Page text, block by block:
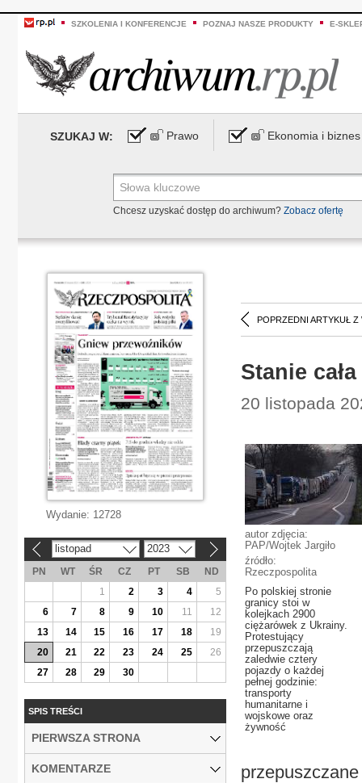
SZKOLENIA I KONFERENCJE POZNAJ NASZE PRODUKTY E-
SZUKAJ W: Prawo Ekonomia i biznes
Chcesz uzyskać dostęp do archiwum? Zobacz ofertę
POPRZEDNI ARTYKUŁ Z
Stanie
20 listopada
autor zdjęcia:
PAP/Wojtek Jargiło
źródło:
Rzeczpospolita
Po polskiej stronie
granicy stoi w
kolejkach 2900
ciężarówek z Ukrainy.
Protestujący
przepuszczają
zaledwie cztery
pojazdy o każdej
pełnej godzinie:
transporty
humanitarne i
wojskowe oraz
żywność
Wydanie: 12728
listopad 2023
PN WT ŚR CZ PT SB
ND
1
2 3 4
5
6
7 8 9 10 11
12
13
14 15 16 17 18
19
20
21 22 23 24 25
26
27
28 29 30
SPIS TREŚCI
PIERWSZA STRONA
KOMENTARZE